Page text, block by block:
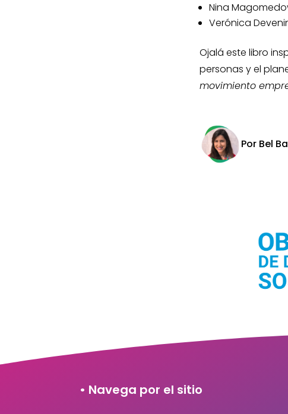
Nina
Verónica
Ojalá este libro
personas y el
movimiento
Por Bel
• Navega por el sitio